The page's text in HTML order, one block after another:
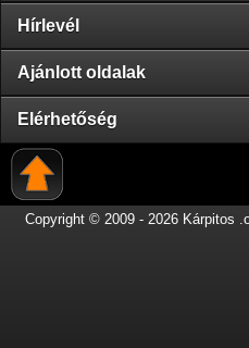
Hírlevél
Ajánlott oldalak
Elérhetőség
Copyright © 2009 - 2026 Kárpitos